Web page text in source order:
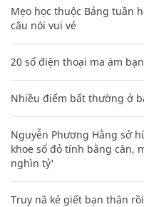
Mẹo học thuộc Bảng tuần
câu nói vui vẻ
20 số điện thoại ma ám
Nhiều điểm bất thường ở
Nguyễn Phương Hằng sở
khoe sổ đỏ tính bằng cân,
nghìn tỷ'
Truy nã kẻ giết bạn thân